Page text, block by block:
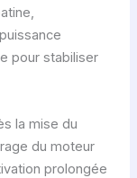
pour stabiliser
la mise du
du moteur
prolongée